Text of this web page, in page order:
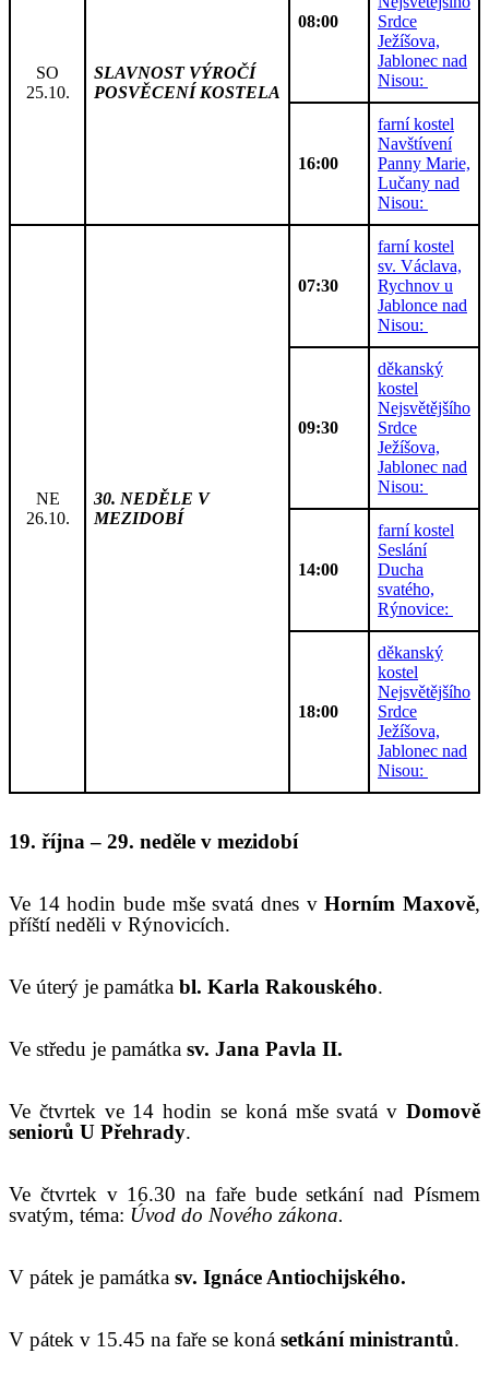
SO
25.10.
SLAVNOST VÝROČÍ
POSVĚCENÍ KOSTELA
08:00
Srdce
Ježíšova,
Jablonec nad
Nisou:
16:00
farní kostel
Navštívení
Panny Marie,
Lučany nad
Nisou:
NE
26.10.
30. NEDĚLE V
MEZIDOBÍ
07:30
farní kostel
sv. Václava,
Rychnov u
Jablonce nad
Nisou:
09:30
děkanský
kostel
Nejsvětějšího
Srdce
Ježíšova,
Jablonec nad
Nisou:
14:00
farní kostel
Seslání
Ducha
svatého,
Rýnovice:
18:00
děkanský
kostel
Nejsvětějšího
Srdce
Ježíšova,
Jablonec nad
Nisou:
19. října– 29. neděle v mezidobí
Ve 14 hodin bude mše svatá dnes vHorním Maxově,
příští neděli v Rýnovicích.
Ve úterý je památka bl. Karla Rakouského.
Ve středu je památka sv. Jana Pavla II.
Ve čtvrtek ve 14 hodin se koná mše svatá v Domově
seniorů U Přehrady.
Ve čtvrtek v 16.30 na faře bude setkání nad Písmem
svatým, téma: Úvod do Nového zákona.
V pátek je památka sv. Ignáce Antiochijského.
V pátek v 15.45 na faře se koná setkání ministrantů.